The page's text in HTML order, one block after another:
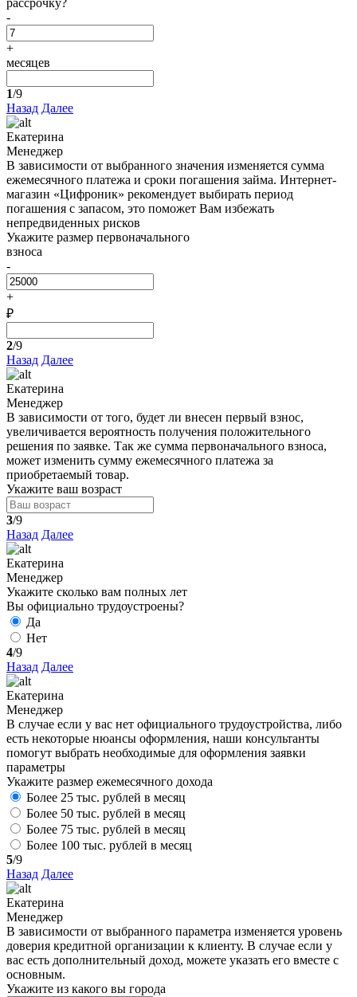
рассрочку?
-
+
месяцев
1/9
Назад Далее
Екатерина
Менеджер
В зависимости от выбранного значения изменяется сумма
ежемесячного платежа и сроки погашения займа. Интернет-
магазин «Цифроник» рекомендует выбирать период
погашения с запасом, это поможет Вам избежать
непредвиденных рисков
Укажите размер первоначального
взноса
-
+
₽
2/9
Назад Далее
Екатерина
Менеджер
В зависимости от того, будет ли внесен первый взнос,
увеличивается вероятность получения положительного
решения по заявке. Так же сумма первоначального взноса,
может изменить сумму ежемесячного платежа за
приобретаемый товар.
Укажите ваш возраст
3/9
Назад Далее
Екатерина
Менеджер
Укажите сколько вам полных лет
Вы официально трудоустроены?
Да
Нет
4/9
Назад Далее
Екатерина
Менеджер
В случае если у вас нет официального трудоустройства, либо
есть некоторые нюансы оформления, наши консультанты
помогут выбрать необходимые для оформления заявки
параметры
Укажите размер ежемесячного дохода
Более 25 тыс. рублей в месяц
Более 50 тыс. рублей в месяц
Более 75 тыс. рублей в месяц
Более 100 тыс. рублей в месяц
5/9
Назад Далее
Екатерина
Менеджер
В зависимости от выбранного параметра изменяется уровень
доверия кредитной организации к клиенту. В случае если у
вас есть дополнительный доход, можете указать его вместе с
основным.
Укажите из какого вы города